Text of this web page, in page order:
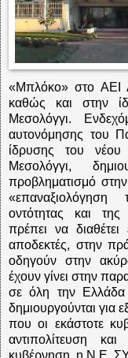
«Μπλόκο» στο ΑΕΙ
καθώς και στην
Μεσολόγγι.
αυτονόμησης του
ίδρυσης του νέου
Μεσολόγγι,
προβληματισμό στην
οντότητας και
πρέπει να
αποδεκτές, στην
οδηγούν στην
έχουν γίνει στην
σε όλη την Ελλάδα
δημιουργούνται για
που οι εκάστοτε
αντιπολίτευση
κυβέρνηση, η Ν.Ε.